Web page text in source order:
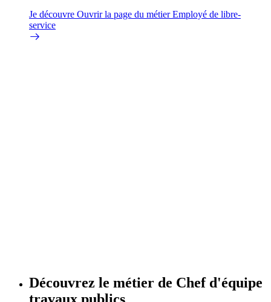
Je découvre Ouvrir la page du métier Employé de libre-
service
Découvrez le métier de Chef d'équipe